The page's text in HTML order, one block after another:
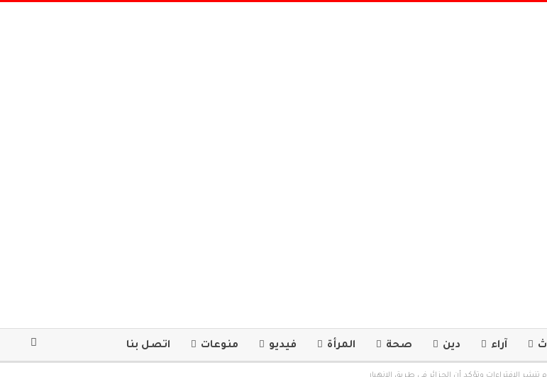
آراء دين صحة المرأة فيديو منوعات اتصل بنا